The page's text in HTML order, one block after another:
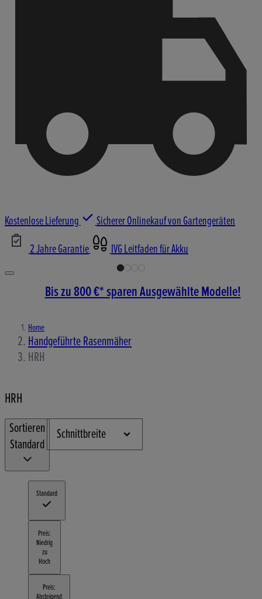
Kostenlose Lieferung
Sicherer Onlinekauf von Gartengeräten
2 Jahre Garantie
IVG Leitfaden für Akku
Bis zu 800 €* sparen Ausgewählte Modelle!
Home
Handgeführte Rasenmäher
HRH
HRH
Sortieren
Standard
Standard
Preis:
Niedrig
zu
Hoch
Preis:
Absteigend
Schnittbreite